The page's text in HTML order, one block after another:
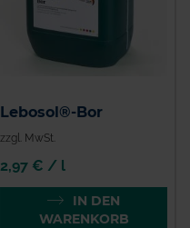
Lebosol®-Bor
zzgl. MwSt.
2,97 € / l
IN DEN
WARENKORB